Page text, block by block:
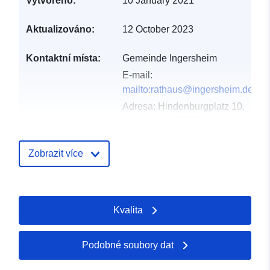
Aktualizováno: 12 October 2023
Kontaktní místa:
Gemeinde Ingersheim
E-mail:
mailto:rathaus@ingersheim.de
Adresa: Hindenburgplatz 10,
Katalogový
Přidáno do data.europa.eu:
24 January 2026
Aktualizace údajů.europa.eu:
26 April 2026
Zobrazit více
Kvalita
Podobné soubory dat